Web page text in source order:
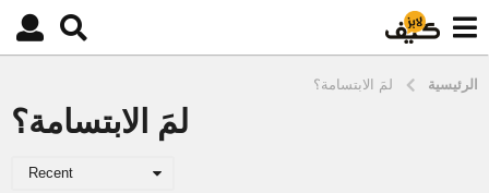
الرئيسية لمَ الابتسامة؟
لمَ الابتسامة؟
Recent